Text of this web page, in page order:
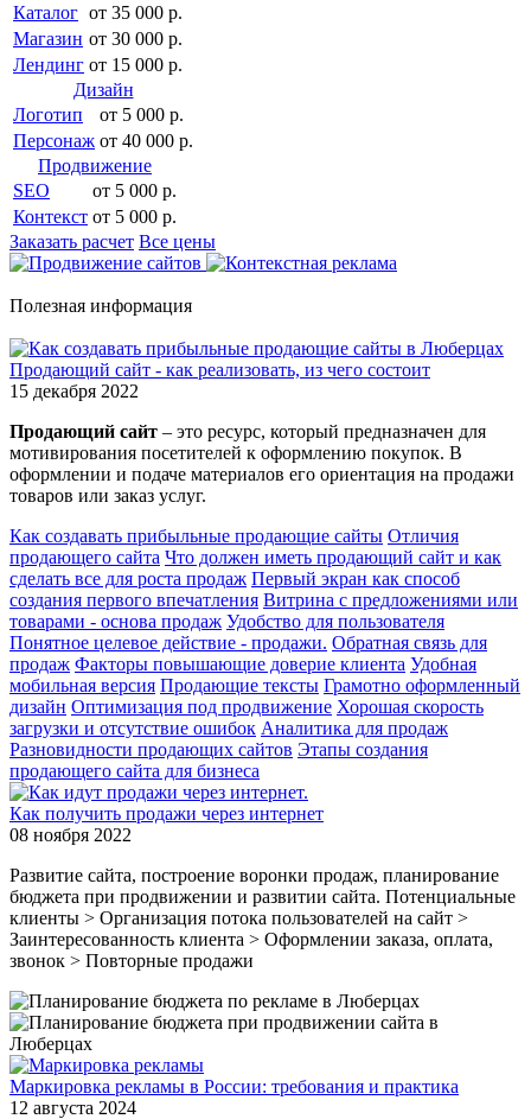
Каталог от 35 000 р.
Магазин от 30 000 р.
Лендинг от 15 000 р.
Дизайн
Логотип
от 5 000 р.
Персонаж от 40 000 р.
Продвижение
SEO
от 5 000 р.
Контекст от 5 000 р.
Заказать расчет Все цены
Полезная информация
Продающий сайт - как реализовать, из чего состоит
15 декабря 2022
Продающий сайт – это ресурс, который предназначен для
мотивирования посетителей к оформлению покупок. В
оформлении и подаче материалов его ориентация на продажи
товаров или заказ услуг.
Как создавать прибыльные продающие сайты Отличия
продающего сайта Что должен иметь продающий сайт и как
сделать все для роста продаж Первый экран как способ
создания первого впечатления Витрина с предложениями или
товарами - основа продаж Удобство для пользователя
Понятное целевое действие - продажи. Обратная связь для
продаж Факторы повышающие доверие клиента Удобная
мобильная версия Продающие тексты Грамотно оформленный
дизайн Оптимизация под продвижение Хорошая скорость
загрузки и отсутствие ошибок Аналитика для продаж
Разновидности продающих сайтов Этапы создания
продающего сайта для бизнеса
Как получить продажи через интернет
08 ноября 2022
Развитие сайта, построение воронки продаж, планирование
бюджета при продвижении и развитии сайта. Потенциальные
клиенты > Организация потока пользователей на сайт >
Заинтересованность клиента > Оформлении заказа, оплата,
звонок > Повторные продажи
Маркировка рекламы в России: требования и практика
12 августа 2024